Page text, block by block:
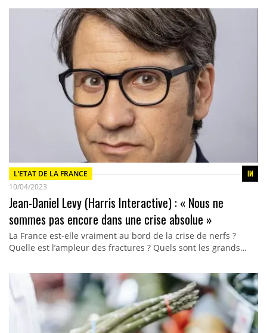
L’ETAT DE LA FRANCE
10/04/2023
Jean-Daniel Levy (Harris Interactive) : « Nous ne
sommes pas encore dans une crise absolue »
La France est-elle vraiment au bord de la crise de nerfs ?
Quelle est l’ampleur des fractures ? Quels sont les grands…